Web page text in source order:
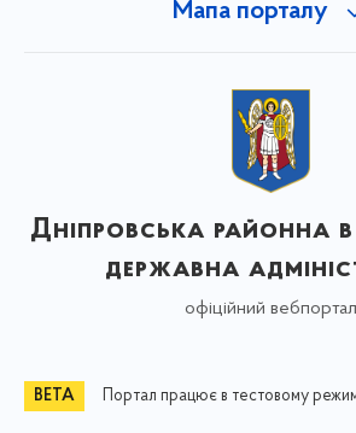
Мапа порталу
Дніпровська районна в
державна
офіційний вебпортал
Портал працює в тестовому